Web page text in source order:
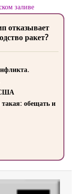
заливе
отказывает
ракет?
США
обещать и